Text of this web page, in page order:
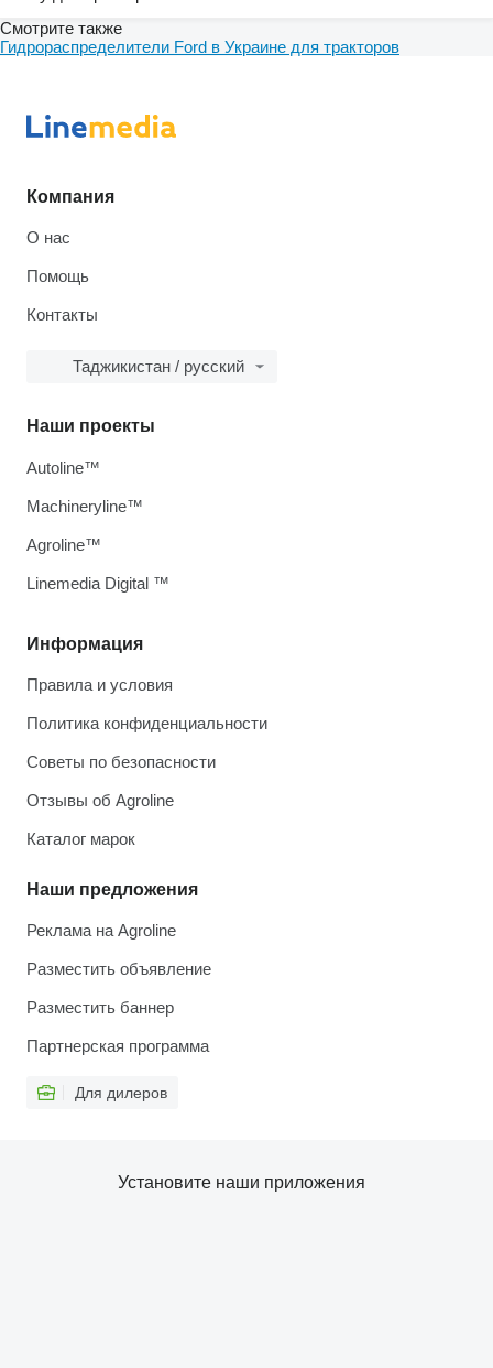
Смотрите также
Гидрораспределители Ford в Украине для тракторов
Компания
О нас
Помощь
Контакты
Таджикистан / русский
Информация
Правила и условия
Политика конфиденциальности
Советы по безопасности
Отзывы об Agroline
Каталог марок
Наши предложения
Реклама на Agroline
Разместить объявление
Разместить баннер
Партнерская программа
Для дилеров
Наши проекты
Autoline™
Machineryline™
Agroline™
Linemedia Digital ™
Установите наши приложения